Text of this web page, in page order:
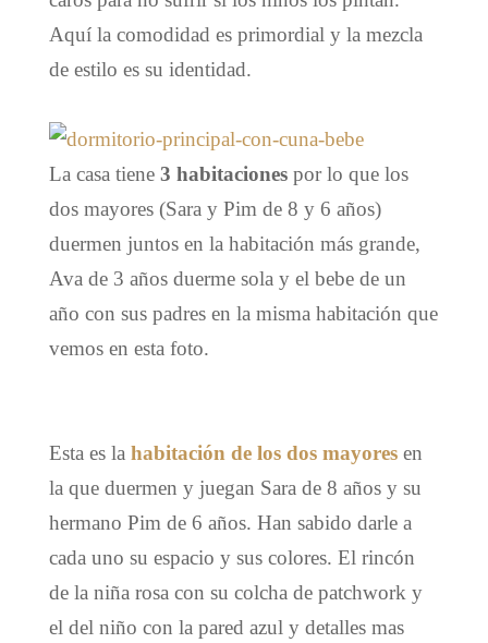
Aquí la comodidad es primordial y la mezcla
de estilo es su identidad.
La casa tiene 3 habitacionespor lo que los
dos mayores (Sara y Pim de 8 y 6 años)
duermen juntos en la habitación más grande,
Ava de 3 años duerme sola y el bebe de un
año con sus padres en la misma habitación que
vemos en esta foto.
Esta es la habitación de los dos mayoresen
la que duermen y juegan Sara de 8 años y su
hermano Pim de 6 años. Han sabido darle a
cada uno su espacio y sus colores. El rincón
de la niña rosa con su colcha de patchwork y
el del niño con la pared azul y detalles mas